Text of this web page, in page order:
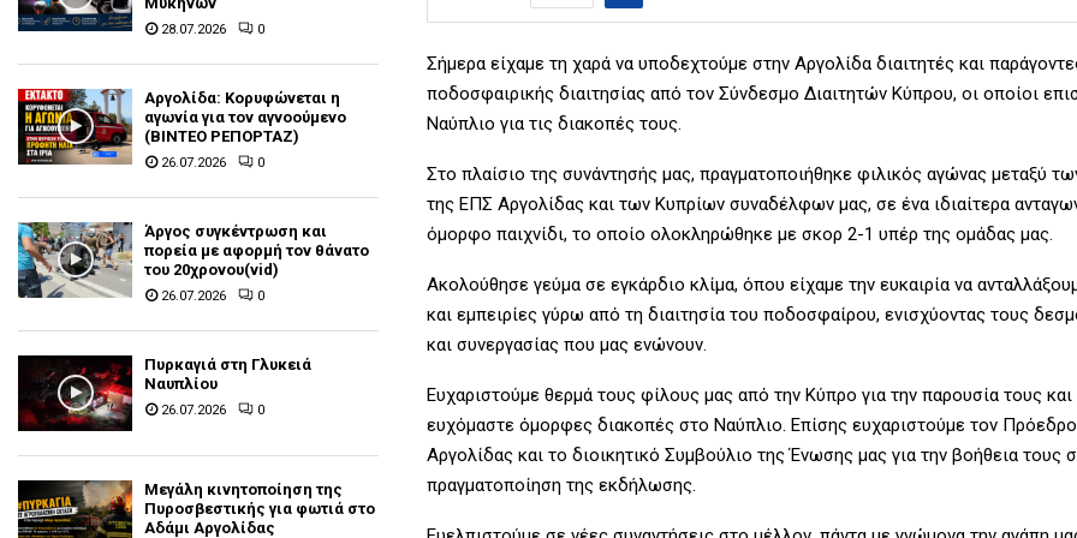
Σήμερα είχαμε τη χαρά να υποδεχτούμε στην Αργολίδα διαιτητές και
ποδοσφαιρικής διαιτησίας από τον Σύνδεσμο Διαιτητών Κύπρου, οι οποίοι
Ναύπλιο για τις διακοπές τους.
Στο πλαίσιο της συνάντησής μας, πραγματοποιήθηκε φιλικός αγώνας μεταξύ
της ΕΠΣ Αργολίδας και των Κυπρίων συναδέλφων μας, σε ένα ιδιαίτερα
όμορφο παιχνίδι, το οποίο ολοκληρώθηκε με σκορ 2-1 υπέρ της ομάδας μας.
Ακολούθησε γεύμα σε εγκάρδιο κλίμα, όπου είχαμε την ευκαιρία να
και εμπειρίες γύρω από τη διαιτησία του ποδοσφαίρου, ενισχύοντας τους
και συνεργασίας που μας ενώνουν.
Ευχαριστούμε θερμά τους φίλους μας από την Κύπρο για την παρουσία τους και
ευχόμαστε όμορφες διακοπές στο Ναύπλιο. Επίσης ευχαριστούμε τον
Αργολίδας και το διοικητικό Συμβούλιο της Ένωσης μας για την βοήθεια τους
πραγματοποίηση της εκδήλωσης.
28.07.2026 0
Αργολίδα: Κορυφώνεται η
αγωνία για τον αγνοούμενο
(ΒΙΝΤΕΟ ΡΕΠΟΡΤΑΖ)
26.07.2026 0
Άργος συγκέντρωση και
πορεία με αφορμή τον θάνατο
του 20χρονου(vid)
26.07.2026 0
Πυρκαγιά στη Γλυκειά
Ναυπλίου
26.07.2026 0
Μεγάλη κινητοποίηση της
Πυροσβεστικής για φωτιά στο
Αδάμι Αργολίδας